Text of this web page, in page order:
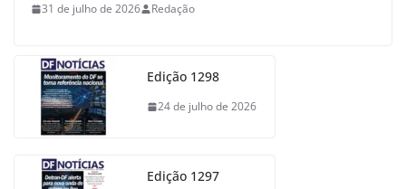
31 de julho de 2026 Redação
Edição 1298
24 de julho de 2026
Edição 1297